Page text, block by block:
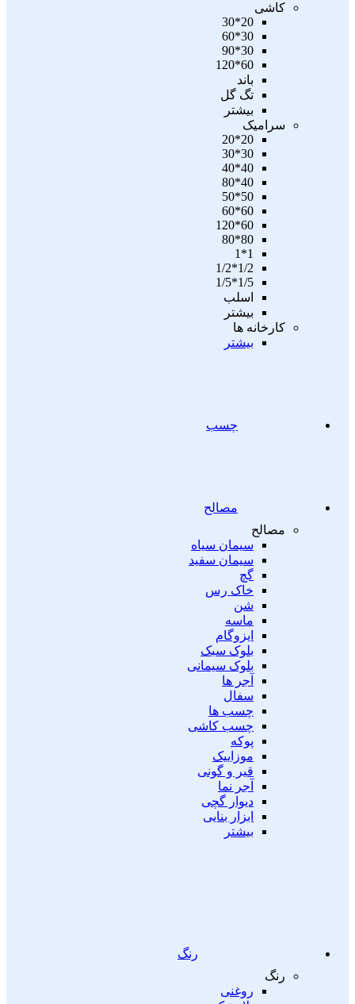
کاشی
20*30
30*60
30*90
60*120
باند
تگ گل
بیشتر
سرامیک
20*20
30*30
40*40
40*80
50*50
60*60
60*120
80*80
1*1
1/2*1/2
1/5*1/5
اسلب
بیشتر
کارخانه ها
بیشتر
چسب
مصالح
مصالح
سیمان سیاه
سیمان سفید
گچ
خاک رس
شن
ماسه
ایزوگام
بلوک سبک
بلوک سیمانی
آجر ها
سفال
چسب ها
چسب کاشی
پوکه
موزاییک
قیر و گونی
آجر نما
دیوار گچی
ابزار بنایی
بیشتر
رنگ
رنگ
روغنی